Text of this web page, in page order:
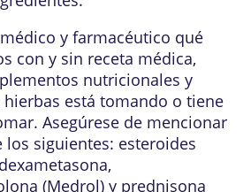
y farmacéutico qué
con y sin receta médica,
nutricionales y
está tomando o tiene
Asegúrese de mencionar
los siguientes: esteroides
(Medrol) y prednisona